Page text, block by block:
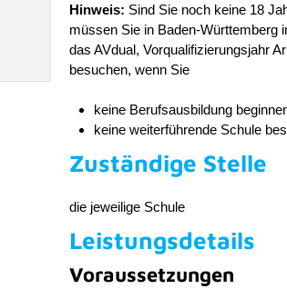
Hinweis: Sind Sie noch keine 18
müssen Sie in Baden-Württemberg
das AVdual, Vorqualifizierungsjahr
besuchen, wenn Sie
keine Berufsausbildung
keine weiterführende Schule
Zuständige Stelle
die jeweilige Schule
Leistungsdetails
Voraussetzungen